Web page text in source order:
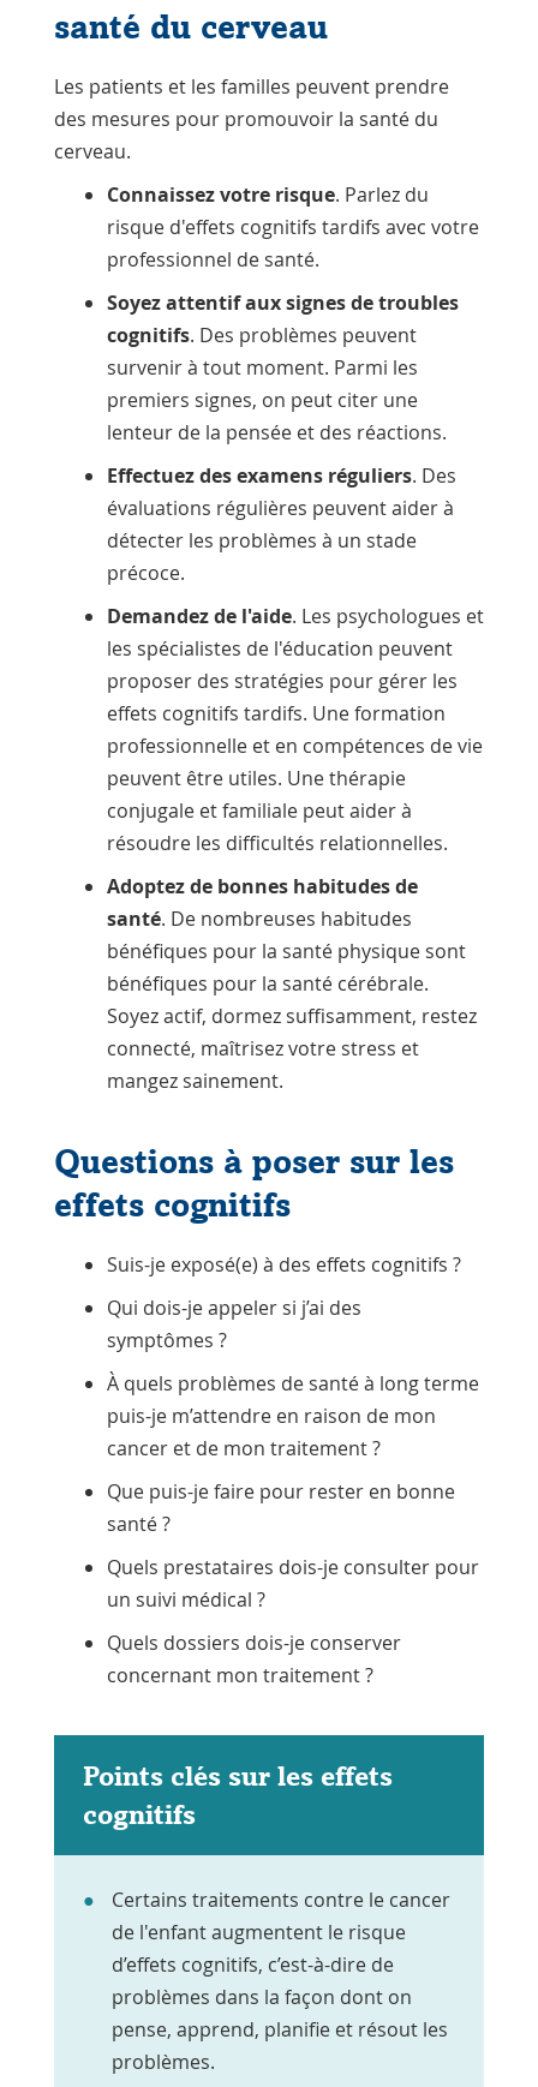
santé du cerveau
Les patients et les familles peuvent prendre
des mesures pour promouvoir la santé du
cerveau.
Connaissez votre risque. Parlez du
risque d'effets cognitifs tardifs avec votre
professionnel de santé.
Soyez attentif aux signes de troubles
cognitifs. Des problèmes peuvent
survenir à tout moment. Parmi les
premiers signes, on peut citer une
lenteur de la pensée et des réactions.
Effectuez des examens réguliers. Des
évaluations régulières peuvent aider à
détecter les problèmes à un stade
précoce.
Demandez de l'aide. Les psychologues et
les spécialistes de l'éducation peuvent
proposer des stratégies pour gérer les
effets cognitifs tardifs. Une formation
professionnelle et en compétences de vie
peuvent être utiles. Une thérapie
conjugale et familiale peut aider à
résoudre les difficultés relationnelles.
Adoptez de bonnes habitudes de
santé. De nombreuses habitudes
bénéfiques pour la santé physique sont
bénéfiques pour la santé cérébrale.
Soyez actif, dormez suffisamment, restez
connecté, maîtrisez votre stress et
mangez sainement.
Questions à poser sur les
effets cognitifs
Suis-je exposé(e) à des effets cognitifs ?
Qui dois-je appeler si j’ai des
symptômes ?
À quels problèmes de santé à long terme
puis-je m’attendre en raison de mon
cancer et de mon traitement ?
Que puis-je faire pour rester en bonne
santé ?
Quels prestataires dois-je consulter pour
un suivi médical ?
Quels dossiers dois-je conserver
concernant mon traitement ?
Points clés sur les effets
cognitifs
Certains traitements contre le cancer
de l'enfant augmentent le risque
d’effets cognitifs, c’est-à-dire de
problèmes dans la façon dont on
pense, apprend, planifie et résout les
problèmes.